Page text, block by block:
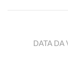
DATA DA